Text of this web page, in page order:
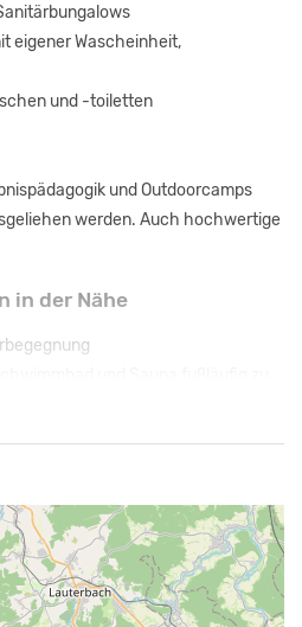
eigener Wascheinheit,
und -toiletten
und Outdoorcamps
werden. Auch hochwertige
in der Nähe
& Kletterpark
Dom, Altstadt